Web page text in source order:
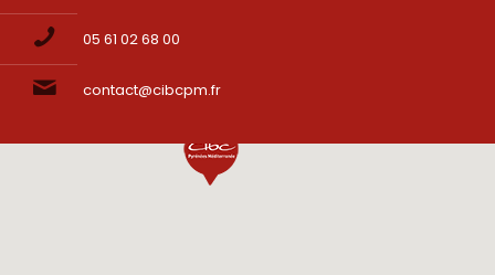
05 61 02 68 00
contact@cibcpm.fr